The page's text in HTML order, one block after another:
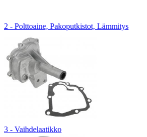
2 - Polttoaine, Pakoputkistot, Lämmitys
3 - Vaihdelaatikko